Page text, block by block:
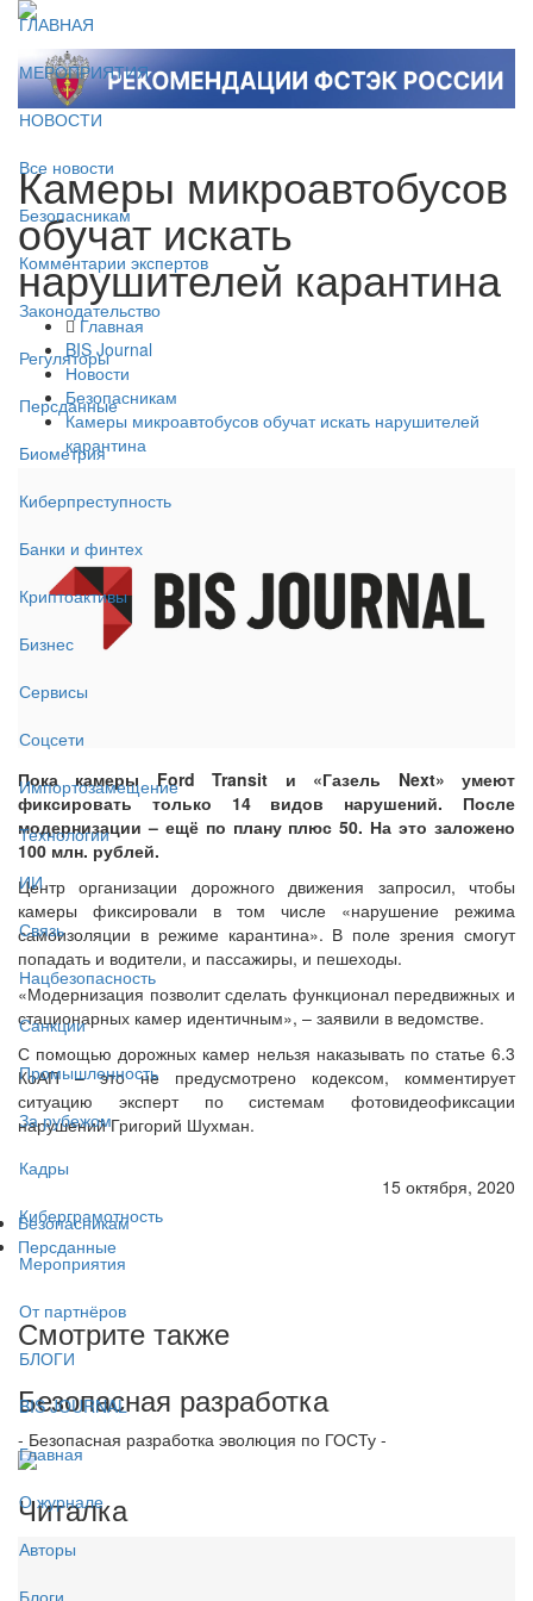
ГЛАВНАЯ
МЕРОПРИЯТИЯ
НОВОСТИ
Все новости
Безопасникам
Комментарии экспертов
Законодательство
Регуляторы
Персданные
Биометрия
Киберпреступность
Банки и финтех
Криптоактивы
Бизнес
Сервисы
Соцсети
Импортозамещение
Технологии
ИИ
Связь
Нацбезопасность
Санкции
Промышленность
За рубежом
Кадры
Киберграмотность
Мероприятия
От партнёров
БЛОГИ
BIS JOURNAL
Главная
О журнале
Авторы
Блоги
Камеры микроавтобусов
обучат искать
нарушителей карантина
Главная
BIS Journal
Новости
Безопасникам
Камеры микроавтобусов обучат искать нарушителей
карантина
Пока камеры Ford Transit и «Газель Next» умеют
фиксировать только 14 видов нарушений. После
модернизации – ещё по плану плюс 50. На это заложено
100 млн. рублей.
Центр организации дорожного движения запросил, чтобы
камеры фиксировали в том числе «нарушение режима
самоизоляции в режиме карантина». В поле зрения смогут
попадать и водители, и пассажиры, и пешеходы.
«Модернизация позволит сделать функционал передвижных и
стационарных камер идентичным», – заявили в ведомстве.
С помощью дорожных камер нельзя наказывать по статье 6.3
КоАП – это не предусмотрено кодексом, комментирует
ситуацию эксперт по системам фотовидеофиксации
нарушений Григорий Шухман.
15 октября, 2020
Безопасникам
Персданные
Смотрите также
Безопасная разработка
- Безопасная разработка эволюция по ГОСТу -
Читалка